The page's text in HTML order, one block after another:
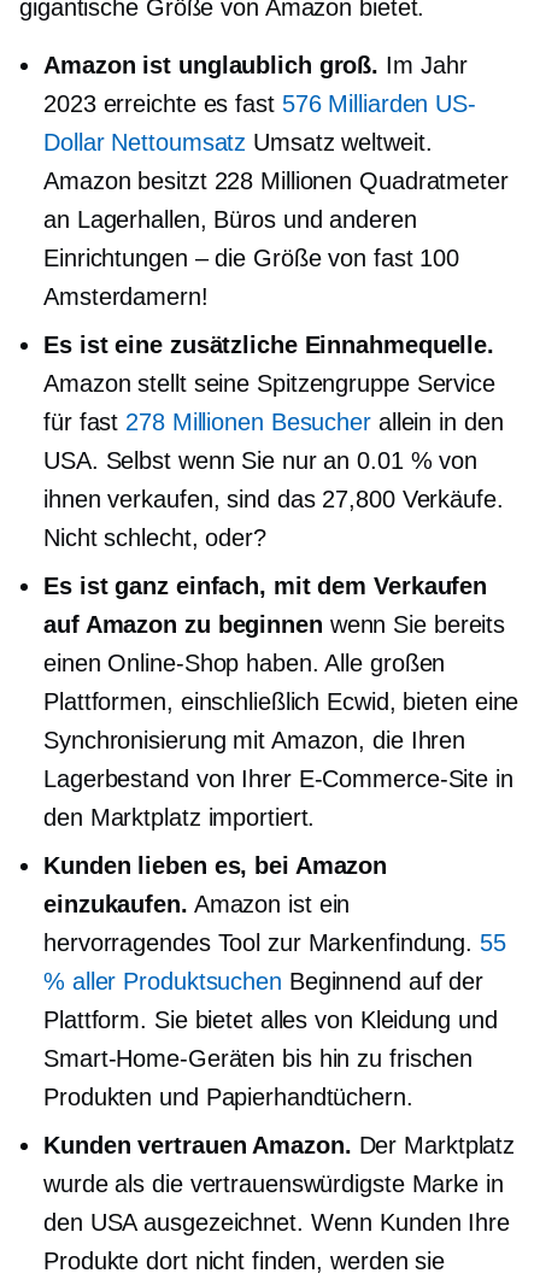
gigantische Größe von Amazon bietet.
Amazon ist unglaublich groß. Im Jahr
2023 erreichte es fast 576 Milliarden US-
Dollar Nettoumsatz Umsatz weltweit.
Amazon besitzt 228 Millionen Quadratmeter
an Lagerhallen, Büros und anderen
Einrichtungen – die Größe von fast 100
Amsterdamern!
Es ist eine zusätzliche Einnahmequelle.
Amazon stellt seine SpitzengruppeService
für fast 278 Millionen Besucherallein in den
USA. Selbst wenn Sie nur an 0.01 % von
ihnen verkaufen, sind das 27,800 Verkäufe.
Nicht schlecht, oder?
Es ist ganz einfach, mit dem Verkaufen
auf Amazon zu beginnen wenn Sie bereits
einen Online-Shop haben. Alle großen
Plattformen, einschließlich Ecwid, bieten eine
Synchronisierung mit Amazon, die Ihren
Lagerbestand von Ihrer E-Commerce-Site in
den Marktplatz importiert.
Kunden lieben es, bei Amazon
einzukaufen. Amazon ist ein
hervorragendes Tool zur Markenfindung. 55
% aller Produktsuchen Beginnend auf der
Plattform. Sie bietet alles von Kleidung und
Smart-Home-Geräten bis hin zu frischen
Produkten und Papierhandtüchern.
Kunden vertrauen Amazon. Der Marktplatz
wurde als die vertrauenswürdigste Marke in
den USA ausgezeichnet. Wenn Kunden Ihre
Produkte dort nicht finden, werden sie